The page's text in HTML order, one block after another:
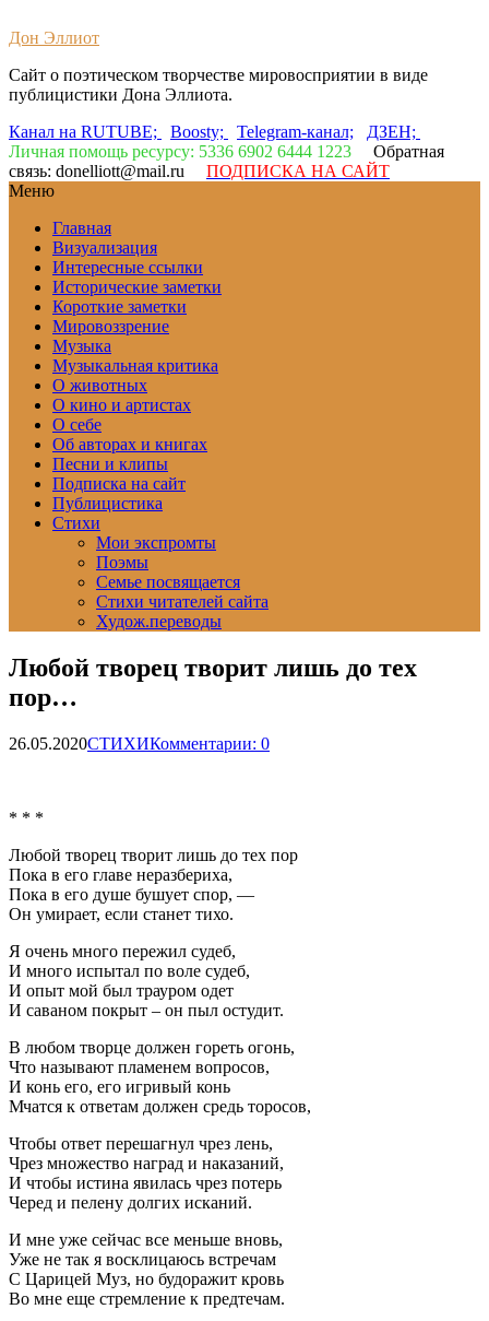
Дон Эллиот
Сайт о поэтическом творчестве мировосприятии в виде
публицистики Дона Эллиота.
Канал на RUTUBE;
Boosty; Telegram-канал;
ДЗЕН;
Личная помощь ресурсу: 5336 6902 6444 1223
Обратная
связь: donelliott@mail.ru ПОДПИСКА НА САЙТ
Меню
Главная
Визуализация
Интересные ссылки
Исторические заметки
Короткие заметки
Мировоззрение
Музыка
Музыкальная критика
О животных
О кино и артистах
О себе
Об авторах и книгах
Песни и клипы
Подписка на сайт
Публицистика
Стихи
Мои экспромты
Поэмы
Семье посвящается
Стихи читателей сайта
Худож.переводы
Любой творец творит лишь до тех
пор…
26.05.2020СТИХИКомментарии: 0
* * *
Любой творец творит лишь до тех пор
Пока в его главе неразбериха,
Пока в его душе бушует спор, —
Он умирает, если станет тихо.
Я очень много пережил судеб,
И много испытал по воле судеб,
И опыт мой был трауром одет
И саваном покрыт – он пыл остудит.
В любом творце должен гореть огонь,
Что называют пламенем вопросов,
И конь его, его игривый конь
Мчатся к ответам должен средь торосов,
Чтобы ответ перешагнул чрез лень,
Чрез множество наград и наказаний,
И чтобы истина явилась чрез потерь
Черед и пелену долгих исканий.
И мне уже сейчас все меньше вновь,
Уже не так я восклицаюсь встречам
С Царицей Муз, но будоражит кровь
Во мне еще стремление к предтечам.